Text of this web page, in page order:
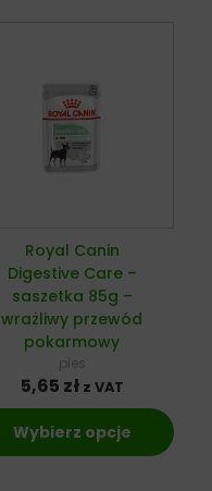
Royal Canin
Digestive Care –
saszetka 85g –
wrażliwy przewód
pokarmowy
pies
5,65 zł z VAT
Wybierz opcje